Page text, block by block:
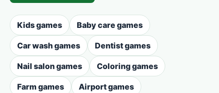
Kids games Baby care games
Car wash games Dentist games
Nail salon games Coloring games
Farm games Airport games